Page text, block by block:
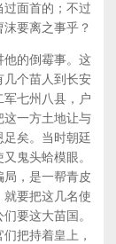
面首的；不过
要离之事乎？
的倒霉事。这
几个苗人到长安
七州八县，户
这一方土地让与
矣。当时朝廷
鬼头蛤模眼。
，是一帮青皮
要把这几名使
要这大苗国。
把持着皇上，